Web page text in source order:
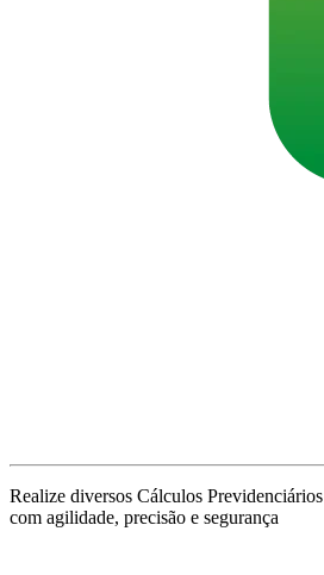
Realize diversos Cálculos
com agilidade, precisão e segurança